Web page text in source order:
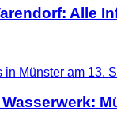
Alle